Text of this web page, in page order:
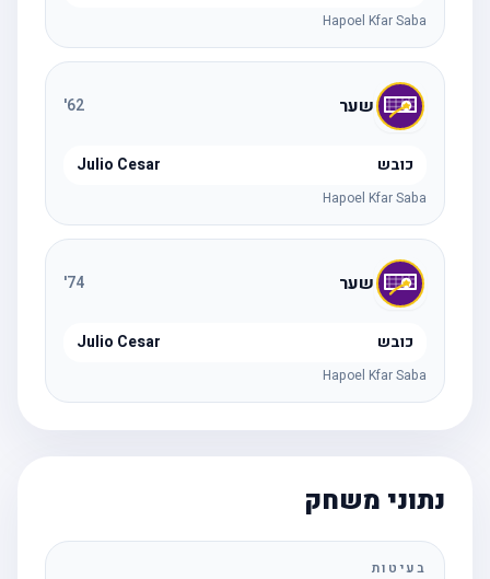
Hapoel Kfar Saba
שער 62
'
כובש Julio Cesar
Hapoel Kfar Saba
שער 74
'
כובש Julio Cesar
Hapoel Kfar Saba
נתוני משחק
בעיטות